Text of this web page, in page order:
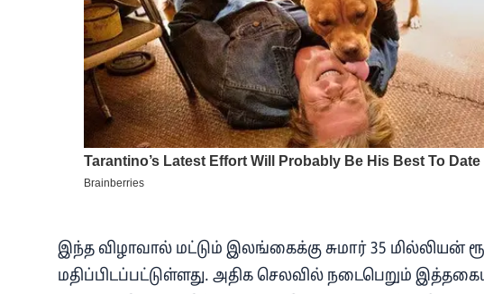
இந்த விழாவால் மட்டும் இலங்கைக்கு சுமார் 35 மில்லியன்
மதிப்பிடப்பட்டுள்ளது. அதிக செலவில் நடைபெறும்